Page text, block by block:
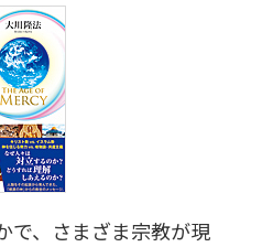
で、さまざま宗教が現